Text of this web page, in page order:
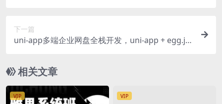
下一篇
uni-app多端企业网盘全栈开发，uni-app + egg.js
相关文章
VIP VIP